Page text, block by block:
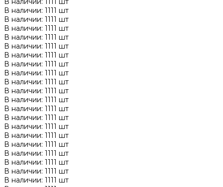
В наличии: 1111 шт
В наличии: 1111 шт
В наличии: 1111 шт
В наличии: 1111 шт
В наличии: 1111 шт
В наличии: 1111 шт
В наличии: 1111 шт
В наличии: 1111 шт
В наличии: 1111 шт
В наличии: 1111 шт
В наличии: 1111 шт
В наличии: 1111 шт
В наличии: 1111 шт
В наличии: 1111 шт
В наличии: 1111 шт
В наличии: 1111 шт
В наличии: 1111 шт
В наличии: 1111 шт
В наличии: 1111 шт
В наличии: 1111 шт